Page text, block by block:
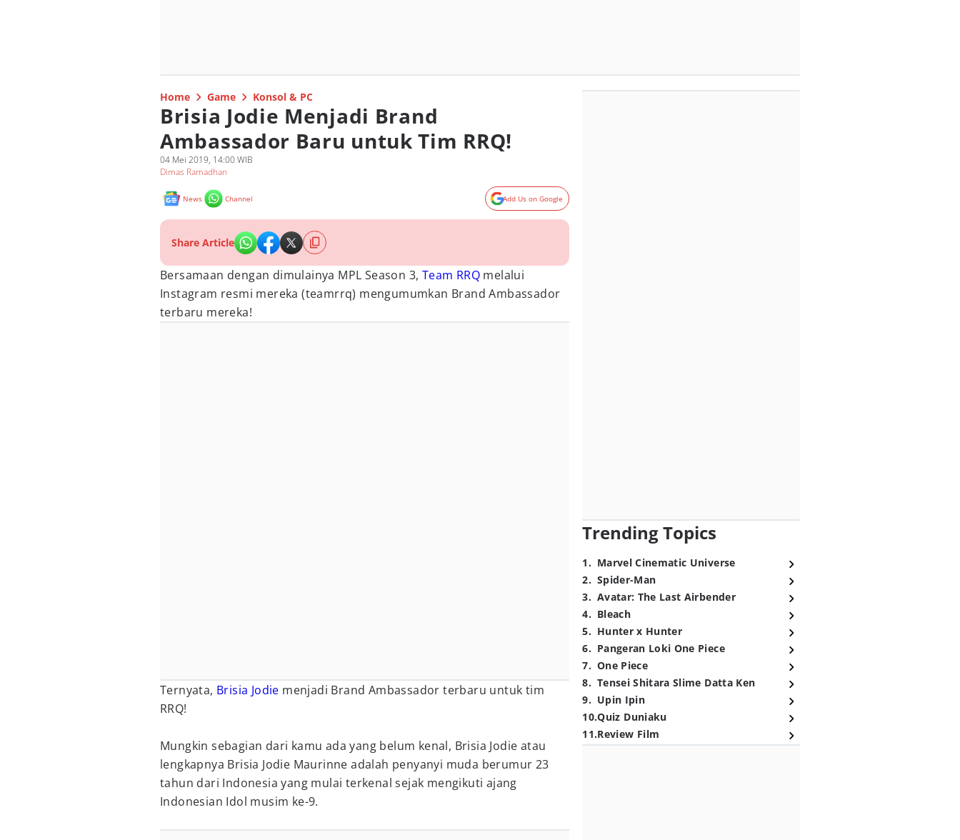
Home Game Konsol & PC
Brisia Jodie Menjadi Brand
Ambassador Baru untuk Tim RRQ!
04 Mei 2019, 14:00 WIB
Dimas Ramadhan
News Channel Add Us on Google
Share Article
Bersamaan dengan dimulainya MPL Season 3, Team RRQ melalui
Instagram resmi mereka (teamrrq) mengumumkan Brand Ambassador
terbaru mereka!
Ternyata, Brisia Jodie menjadi Brand Ambassador terbaru untuk tim
RRQ!
Mungkin sebagian dari kamu ada yang belum kenal, Brisia Jodie atau
lengkapnya Brisia Jodie Maurinne adalah penyanyi muda berumur 23
tahun dari Indonesia yang mulai terkenal sejak mengikuti ajang
Indonesian Idol musim ke-9.
Trending Topics
1. Marvel Cinematic Universe
2. Spider-Man
3. Avatar: The Last Airbender
4. Bleach
5. Hunter x Hunter
6. Pangeran Loki One Piece
7. One Piece
8. Tensei Shitara Slime Datta Ken
9. Upin Ipin
10.Quiz Duniaku
11.Review Film